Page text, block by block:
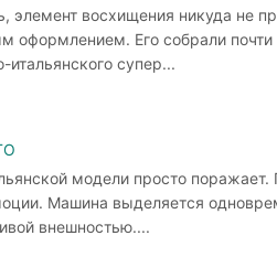
элемент восхищения никуда не
Его собрали почти
итальянского супер...
модели просто
Машина выделяется
внешностью....